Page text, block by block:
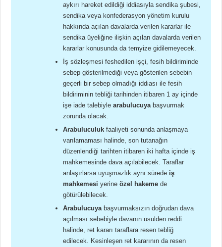
aykırı hareket edildiği iddiasıyla sendika şubesi,
sendika veya konfederasyon yönetim kurulu
hakkında açılan davalarda verilen kararlar ile
sendika üyeliğine ilişkin açılan davalarda verilen
kararlar konusunda da temyize gidilemeyecek.
İş sözleşmesi feshedilen işçi, fesih bildiriminde
sebep gösterilmediği veya gösterilen sebebin
geçerli bir sebep olmadığı iddiası ile fesih
bildiriminin tebliği tarihinden itibaren 1 ay içinde
işe iade talebiylearabulucuya başvurmak
zorunda olacak.
Arabuluculuk faaliyeti sonunda anlaşmaya
varılamaması halinde, son tutanağın
düzenlendiği tarihten itibaren iki hafta içinde iş
mahkemesinde dava açılabilecek. Taraflar
anlaşırlarsa uyuşmazlık aynı sürede iş
mahkemesi yerineözel hakeme de
götürülebilecek.
Arabulucuya başvurmaksızın doğrudan dava
açılması sebebiyle davanın usulden reddi
halinde, ret kararı taraflara resen tebliğ
edilecek. Kesinleşen ret kararının da resen